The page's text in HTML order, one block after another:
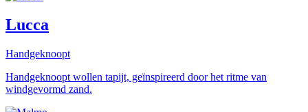
Lucca
Handgeknoopt
Handgeknoopt wollen tapijt, geïnspireerd door het ritme van
windgevormd zand.